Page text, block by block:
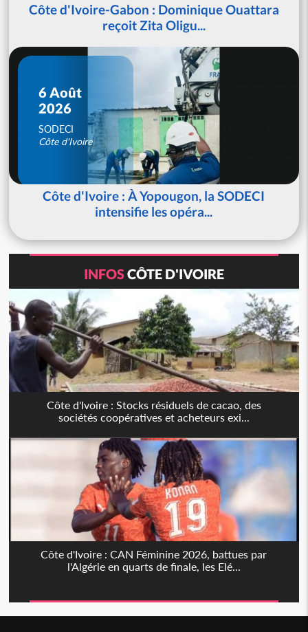
Côte d'Ivoire-Gabon : Dominique Ouattara
reçoit Zita Oligu...
6 Août
2026
SODECI
Côte d'Ivoire
Côte d'Ivoire : À Yopougon, la SODECI
intensifie les opéra...
INFOSCÔTE D'IVOIRE
Côte d'Ivoire : Stocks résiduels de cacao, des
sociétés coopératives et acheteurs exi...
Côte d'Ivoire : CAN Féminine 2026, battues par
l'Algérie en quarts de finale, les Elé...